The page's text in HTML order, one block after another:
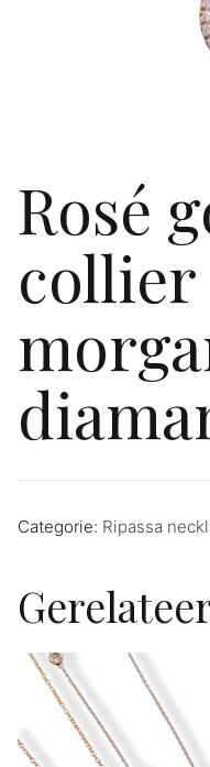
Rosé
Categorie: Ripassa